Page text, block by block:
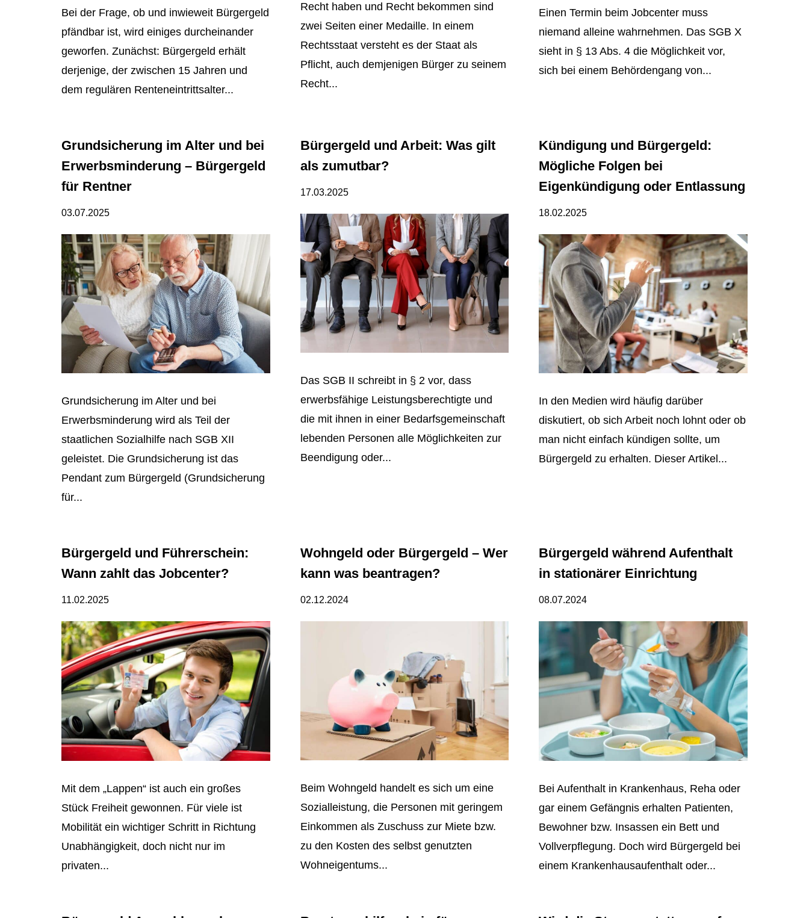
Bei der Frage, ob und inwieweit Bürgergeld
pfändbar ist, wird einiges durcheinander
geworfen. Zunächst: Bürgergeld erhält
derjenige, der zwischen 15 Jahren und
dem regulären Renteneintrittsalter...
Recht haben und Recht bekommen sind
zwei Seiten einer Medaille. In einem
Rechtsstaat versteht es der Staat als
Pflicht, auch demjenigen Bürger zu seinem
Recht...
Einen Termin beim Jobcenter muss
niemand alleine wahrnehmen. Das SGB X
sieht in § 13 Abs. 4 die Möglichkeit vor,
sich bei einem Behördengang von...
Grundsicherung im Alter und bei
Erwerbsminderung – Bürgergeld
für Rentner
03.07.2025
Grundsicherung im Alter und bei
Erwerbsminderung wird als Teil der
staatlichen Sozialhilfe nach SGB XII
geleistet. Die Grundsicherung ist das
Pendant zum Bürgergeld (Grundsicherung
für...
Bürgergeld und Arbeit: Was gilt
als zumutbar?
17.03.2025
Das SGB II schreibt in § 2 vor, dass
erwerbsfähige Leistungsberechtigte und
die mit ihnen in einer Bedarfsgemeinschaft
lebenden Personen alle Möglichkeiten zur
Beendigung oder...
Kündigung und Bürgergeld:
Mögliche Folgen bei
Eigenkündigung oder Entlassung
18.02.2025
In den Medien wird häufig darüber
diskutiert, ob sich Arbeit noch lohnt oder ob
man nicht einfach kündigen sollte, um
Bürgergeld zu erhalten. Dieser Artikel...
Bürgergeld und Führerschein:
Wann zahlt das Jobcenter?
11.02.2025
Mit dem „Lappen“ ist auch ein großes
Stück Freiheit gewonnen. Für viele ist
Mobilität ein wichtiger Schritt in Richtung
Unabhängigkeit, doch nicht nur im
privaten...
Wohngeld oder Bürgergeld – Wer
kann was beantragen?
02.12.2024
Beim Wohngeld handelt es sich um eine
Sozialleistung, die Personen mit geringem
Einkommen als Zuschuss zur Miete bzw.
zu den Kosten des selbst genutzten
Wohneigentums...
Bürgergeld während Aufenthalt
in stationärer Einrichtung
08.07.2024
Bei Aufenthalt in Krankenhaus, Reha oder
gar einem Gefängnis erhalten Patienten,
Bewohner bzw. Insassen ein Bett und
Vollverpflegung. Doch wird Bürgergeld bei
einem Krankenhausaufenthalt oder...